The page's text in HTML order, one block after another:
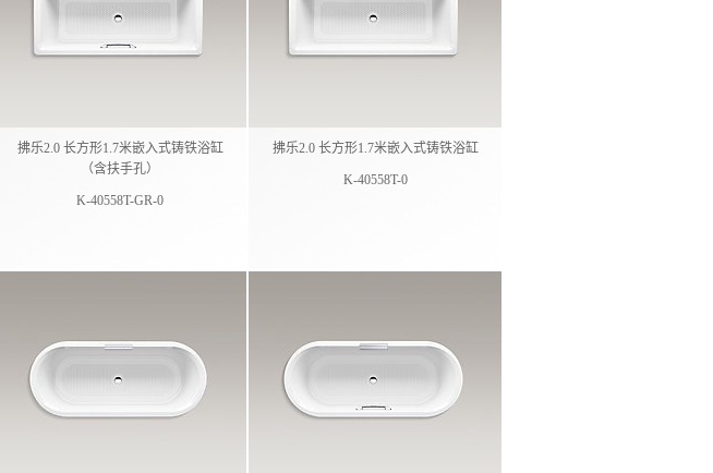
拂乐2.0 长方形1.7米嵌入式铸铁浴缸
（含扶手孔）
K-40558T-GR-0
拂乐2.0 长方形1.7米嵌入式铸铁浴缸
K-40558T-0